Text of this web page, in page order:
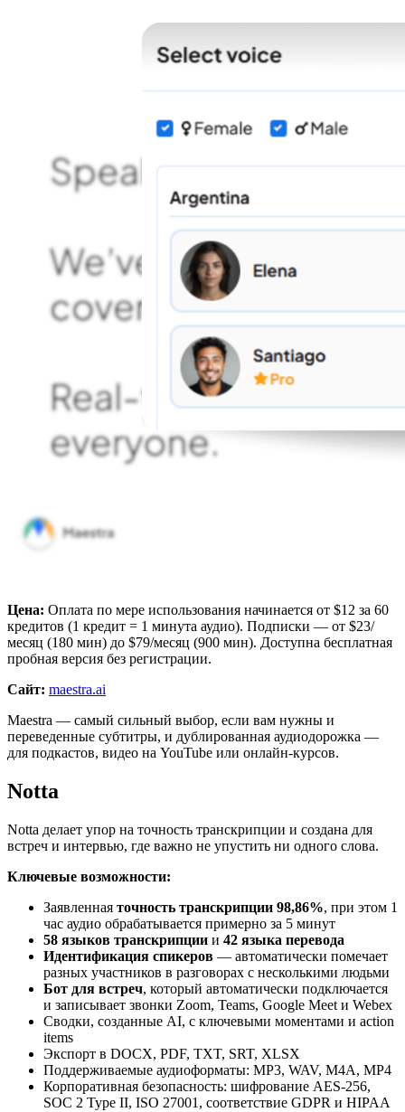
Цена: Оплата по мере использования начинается от $12 за 60
кредитов (1 кредит = 1 минута аудио). Подписки — от $23/
месяц (180 мин) до $79/месяц (900 мин). Доступна бесплатная
пробная версия без регистрации.
Сайт: maestra.ai
Maestra — самый сильный выбор, если вам нужны и
переведенные субтитры, и дублированная аудиодорожка —
для подкастов, видео на YouTube или онлайн-курсов.
Notta
Notta делает упор на точность транскрипции и создана для
встреч и интервью, где важно не упустить ни одного слова.
Ключевые возможности:
Заявленная точность транскрипции 98,86%, при этом 1
час аудио обрабатывается примерно за 5 минут
58 языков транскрипции и 42 языка перевода
Идентификация спикеров — автоматически помечает
разных участников в разговорах с несколькими людьми
Бот для встреч, который автоматически подключается
и записывает звонки Zoom, Teams, Google Meet и Webex
Сводки, созданные AI, с ключевыми моментами и action
items
Экспорт в DOCX, PDF, TXT, SRT, XLSX
Поддерживаемые аудиоформаты: MP3, WAV, M4A, MP4
Корпоративная безопасность: шифрование AES-256,
SOC 2 Type II, ISO 27001, соответствие GDPR и HIPAA